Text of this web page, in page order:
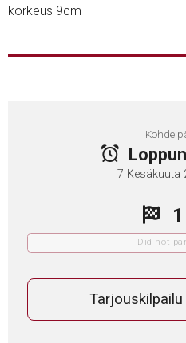
korkeus 9cm
Kohde
7 Kesäkuuta
Did not